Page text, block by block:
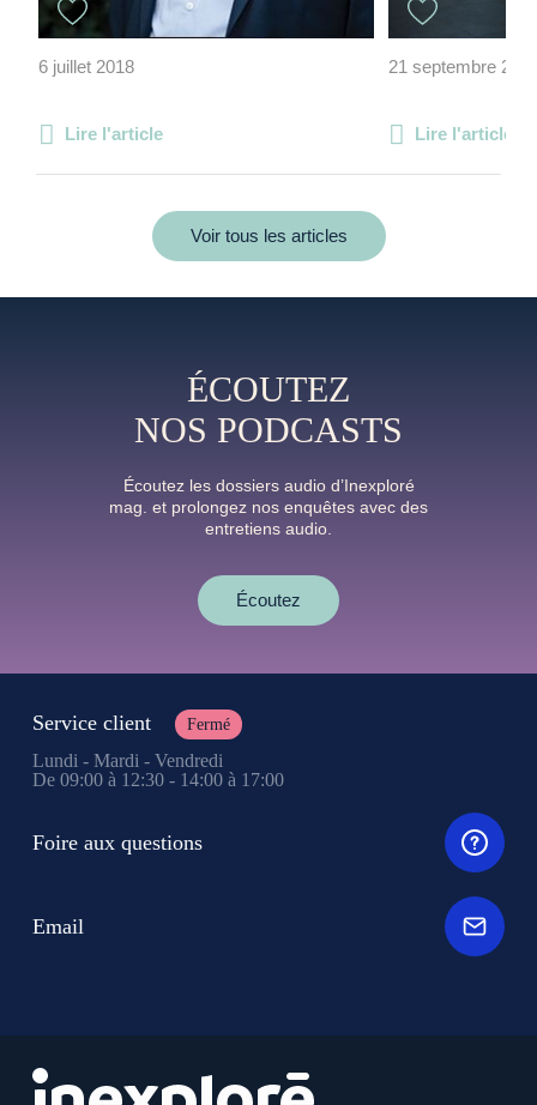
6 juillet 2018
Lire l'article
21 septembre
Lire l'article
Voir tous les articles
ÉCOUTEZ
NOS PODCASTS
Écoutez les dossiers audio d’Inexploré
mag. et prolongez nos enquêtes avec des
entretiens audio.
Écoutez
Service client Fermé
Lundi - Mardi - Vendredi
De 09:00 à 12:30 - 14:00 à 17:00
Foire aux questions
Email